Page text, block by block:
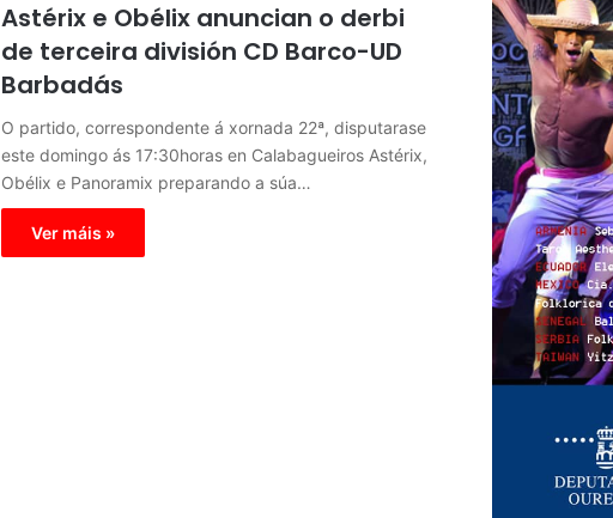
Astérix e Obélix anuncian o derbi
de terceira división CD Barco-UD
Barbadás
O partido, correspondente á xornada 22ª, disputarase
este domingo ás 17:30horas en Calabagueiros Astérix,
Obélix e Panoramix preparando a súa…
Ver máis »